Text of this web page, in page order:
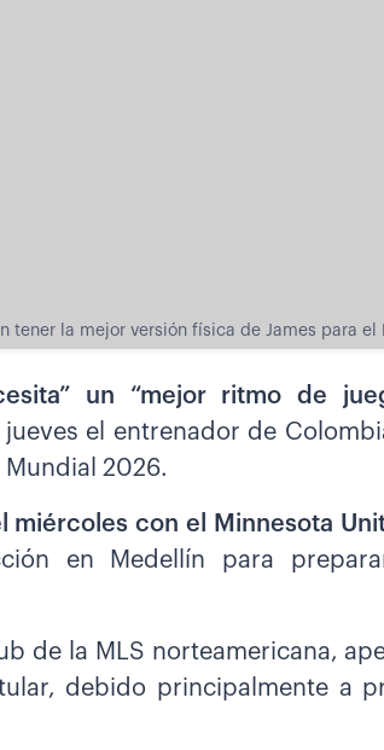
tener la mejor versión física de James para el
un “mejor ritmo de
el entrenador de
Mundial 2026.
con el Minnesota
en Medellín para
de la MLS norteamericana,
debido principalmente a